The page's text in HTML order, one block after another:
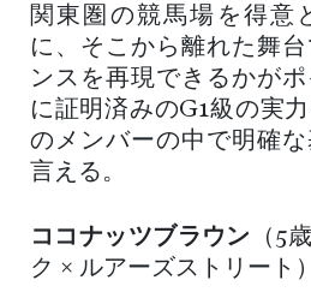
関東圏の競馬場を得意
に、そこから離れた舞
ンスを再現できるかが
に証明済みのG1級の実
のメンバーの中で明確
言える。
ココナッツブラウン （5
ク × ルアーズストリート）